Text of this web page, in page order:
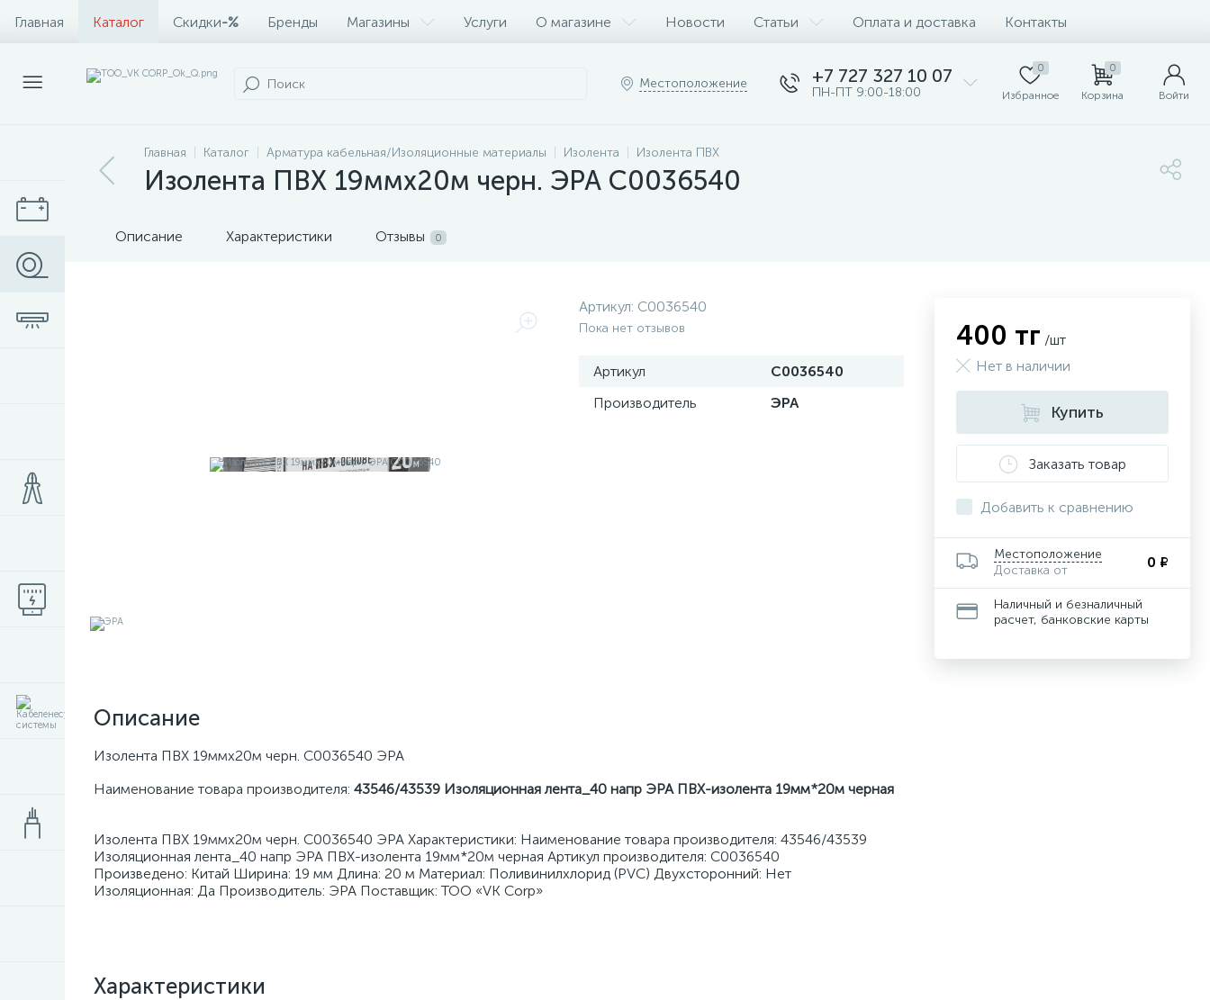
Главная Каталог Скидки-% Бренды Магазины Услуги О магазине Новости Статьи Оплата и доставка Контакты
Местоположение +7 727 327 10 07
ПН-ПТ 9:00-18:00
0
Избранное
0
Корзина Войти
Главная Каталог Арматура кабельная/Изоляционные материалы Изолента Изолента ПВХ
Изолента ПВХ 19ммх20м черн. ЭРА C0036540
Описание Характеристики Отзывы 0
Артикул: C0036540
Пока нет отзывов
Артикул
C0036540
Производитель
ЭРА
Описание
Изолента ПВХ 19ммх20м черн. C0036540 ЭРА
Наименование товара производителя: 43546/43539 Изоляционная лента_40 напр ЭРА ПВХ-изолента 19мм*20м черная
Изолента ПВХ 19ммх20м черн. C0036540 ЭРА Характеристики: Наименование товара производителя: 43546/43539
Изоляционная лента_40 напр ЭРА ПВХ-изолента 19мм*20м черная Артикул производителя: C0036540
Произведено: Китай Ширина: 19 мм Длина: 20 м Материал: Поливинилхлорид (PVC) Двухсторонний: Нет
Изоляционная: Да Производитель: ЭРА Поставщик: ТОО «VK Corp»
Характеристики
400 тг /шт
Нет в наличии
Купить
Заказать товар
Добавить к сравнению
Местоположение
Доставка от
0 ₽
Наличный и безналичный
расчет, банковские карты